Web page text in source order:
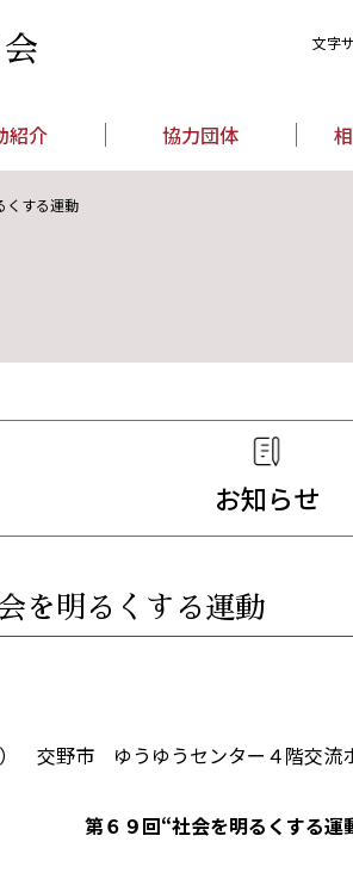
文字
紹介 協力団体
くする運動
お知らせ
を明るくする運動
） 交野市 ゆうゆうセンター４階交
第６９回“社会を明るくする運